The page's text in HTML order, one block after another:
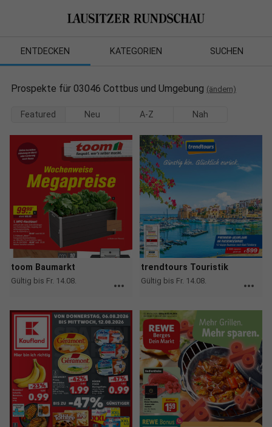
ENTDECKEN KATEGORIEN SUCHEN
Prospekte für 03046 Cottbus und Umgebung (ändern)
Featured Neu A-Z Nah
toom Baumarkt
Gültig bis Fr. 14.08. more_horiz
trendtours Touristik
Gültig bis Fr. 14.08. more_horiz